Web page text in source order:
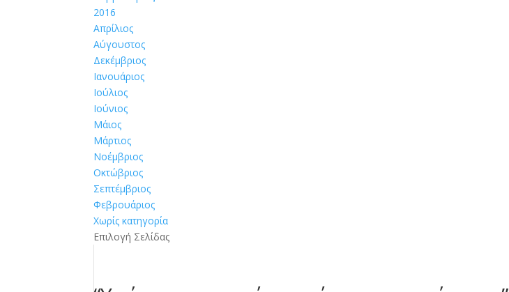
2016
Απρίλιος
Αύγουστος
Δεκέμβριος
Ιανουάριος
Ιούλιος
Ιούνιος
Μάιος
Μάρτιος
Νοέμβριος
Οκτώβριος
Σεπτέμβριος
Φεβρουάριος
Χωρίς κατηγορία
Επιλογή Σελίδας